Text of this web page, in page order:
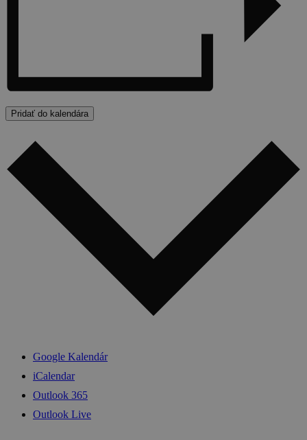
Pridať do kalendára
Google Kalendár
iCalendar
Outlook 365
Outlook Live